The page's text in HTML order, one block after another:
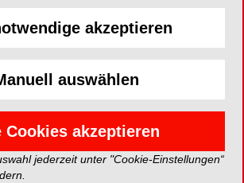
Rubrik stammen von den Anbietern und
Meinung der Redaktion wider.
akzeptieren
auswählen
Cookies akzeptieren
jederzeit unter "Cookie-Einstellungen“